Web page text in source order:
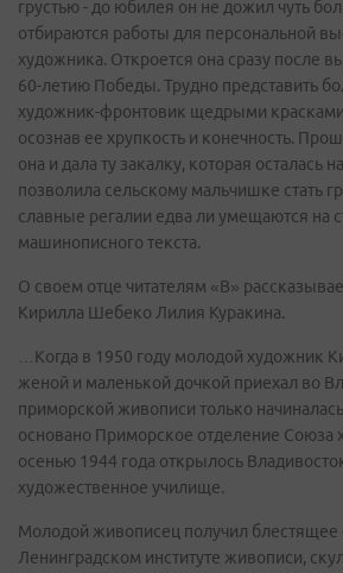
грустью - до юбилея он не дожил чуть
отбираются работы для персональной
художника. Откроется она сразу после
60-летию Победы. Трудно представить
художник-фронтовик щедрыми
осознав ее хрупкость и конечность.
она и дала ту закалку, которая осталась
позволила сельскому мальчишке стать
славные регалии едва ли умещаются на
машинописного текста.
О своем отце читателям «В»
Кирилла Шебеко Лилия Куракина.
…Когда в 1950 году молодой художник
женой и маленькой дочкой приехал во
приморской живописи только
основано Приморское отделение
осенью 1944 года открылось
художественное училище.
Молодой живописец получил блестящее
Ленинградском институте живописи,